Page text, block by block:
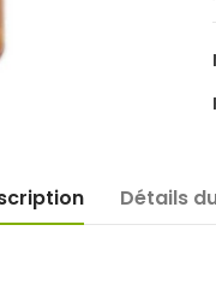
Détails